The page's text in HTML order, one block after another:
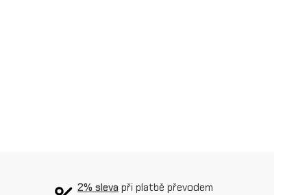
2% sleva při platbě převodem